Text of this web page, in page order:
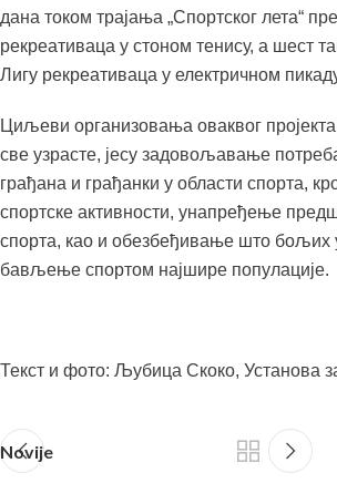
дана током трајања „Спортског лета“
рекреативаца у стоном тенису, а шест
Лигу рекреативаца у електричном
Циљеви организовања оваквог
све узрасте, јесу задовољавање
грађана и грађанки у области спорта,
спортске активности, унапређење
спорта, као и обезбеђивање што бољих
бављење спортом најшире популације.
Текст и фото: Љубица Скоко, Установа
Novije